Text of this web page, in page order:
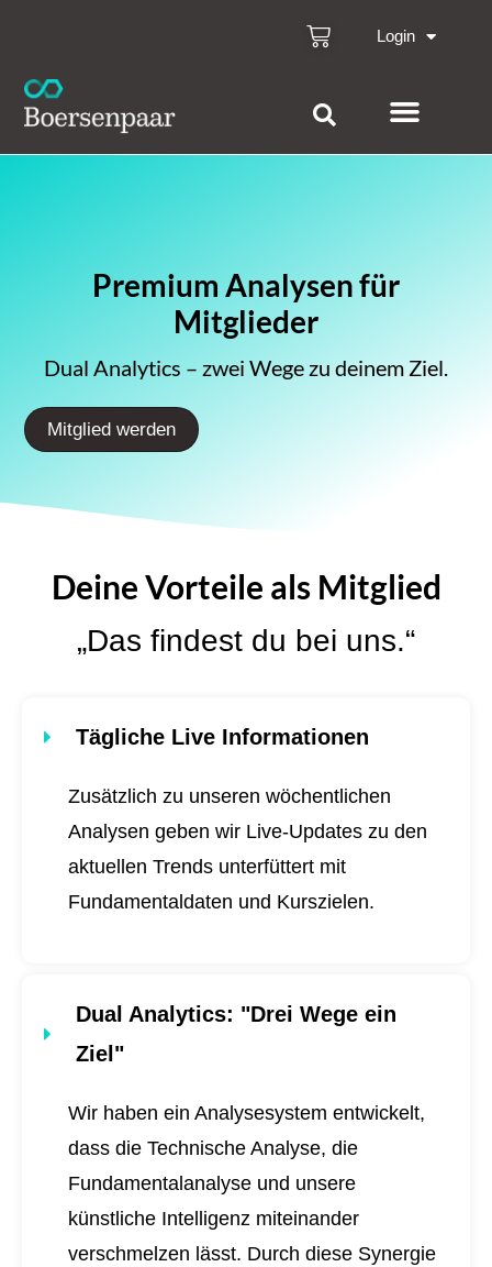
Login
Premium Analysen für
Mitglieder
Dual Analytics – zwei Wege zu deinem Ziel.
Mitglied werden
Deine Vorteile als Mitglied
„Das findest du bei uns.“
Tägliche Live Informationen
Zusätzlich zu unseren wöchentlichen
Analysen geben wir Live-Updates zu den
aktuellen Trends unterfüttert mit
Fundamentaldaten und Kurszielen.
Dual Analytics: "Drei Wege ein
Ziel"
Wir haben ein Analysesystem entwickelt,
dass die Technische Analyse, die
Fundamentalanalyse und unsere
künstliche Intelligenz miteinander
verschmelzen lässt. Durch diese Synergie